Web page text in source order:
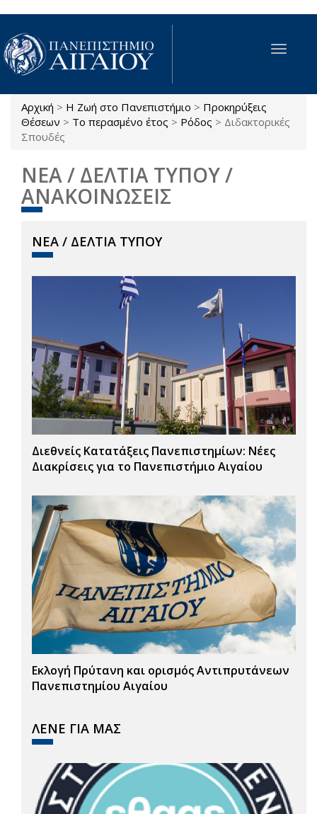
Παράκαμψη προς το κυρίως περιεχόμενο
Toggle
Είστε εδώ
Αρχική > Η Ζωή στο Πανεπιστήμιο > Προκηρύξεις
Θέσεων > Το περασμένο έτος > Ρόδος > Διδακτορικές
Σπουδές
ΝΕΑ / ΔΕΛΤΙΑ ΤΥΠΟΥ /
ΑΝΑΚΟΙΝΩΣΕΙΣ
ΝΕΑ / ΔΕΛΤΙΑ ΤΥΠΟΥ
Διεθνείς Κατατάξεις Πανεπιστημίων: Νέες
Διακρίσεις για το Πανεπιστήμιο Αιγαίου
Εκλογή Πρύτανη και ορισμός Αντιπρυτάνεων
Πανεπιστημίου Αιγαίου
ΛΕΝΕ ΓΙΑ ΜΑΣ